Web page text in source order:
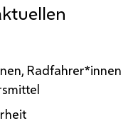
Radfahrer*innen